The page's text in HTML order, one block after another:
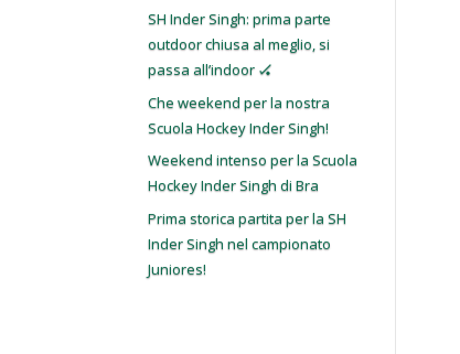
SH Inder Singh: prima parte
outdoor chiusa al meglio, si
passa all’indoor 🏑
Che weekend per la nostra
Scuola Hockey Inder Singh!
Weekend intenso per la Scuola
Hockey Inder Singh di Bra
Prima storica partita per la SH
Inder Singh nel campionato
Juniores!